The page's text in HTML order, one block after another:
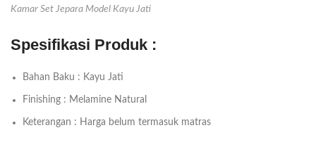
Kamar Set Jepara Model Kayu Jati
Spesifikasi Produk :
Bahan Baku : Kayu Jati
Finishing : Melamine Natural
Keterangan : Harga belum termasuk matras